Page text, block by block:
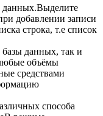
данных.Выделите
добавлении записи
строка, т.е список
базы данных, так и
объёмы
средствами
способа